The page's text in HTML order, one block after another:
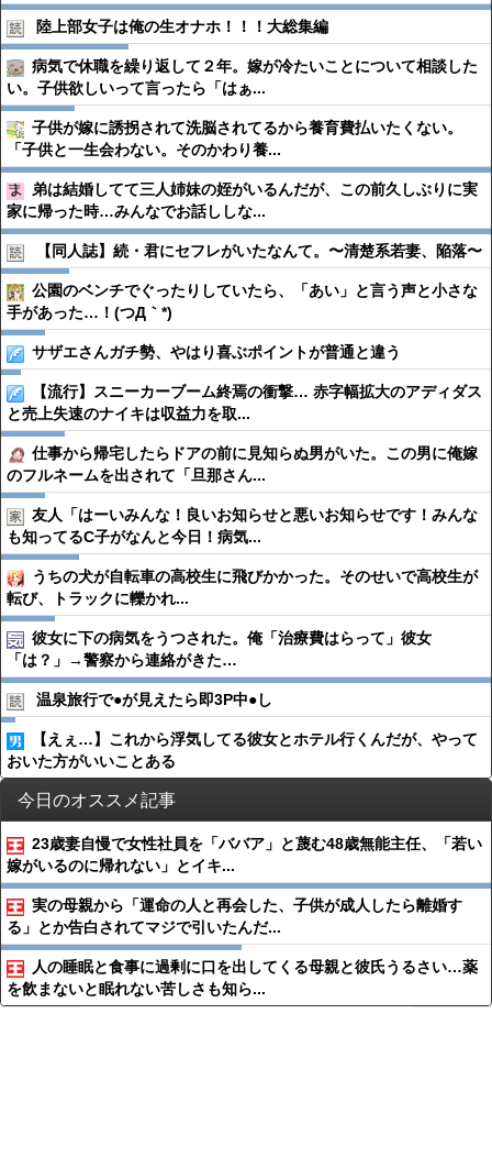
陸上部女子は俺の生オナホ！！！大総集編
病気で休職を繰り返して２年。嫁が冷たいことについて相談した
い。子供欲しいって言ったら「はぁ...
子供が嫁に誘拐されて洗脳されてるから養育費払いたくない。
「子供と一生会わない。そのかわり養...
弟は結婚してて三人姉妹の姪がいるんだが、この前久しぶりに実
家に帰った時…みんなでお話ししな...
【同人誌】続・君にセフレがいたなんて。〜清楚系若妻、陥落〜
公園のベンチでぐったりしていたら、「あい」と言う声と小さな
手があった…！(つД｀*)
サザエさんガチ勢、やはり喜ぶポイントが普通と違う
【流行】スニーカーブーム終焉の衝撃… 赤字幅拡大のアディダス
と売上失速のナイキは収益力を取...
仕事から帰宅したらドアの前に見知らぬ男がいた。この男に俺嫁
のフルネームを出されて「旦那さん...
友人「はーいみんな！良いお知らせと悪いお知らせです！みんな
も知ってるC子がなんと今日！病気...
うちの犬が自転車の高校生に飛びかかった。そのせいで高校生が
転び、トラックに轢かれ...
彼女に下の病気をうつされた。俺「治療費はらって」彼女
「は？」→警察から連絡がきた…
温泉旅行で●︎が見えたら即3P中●︎し
【えぇ…】これから浮気してる彼女とホテル行くんだが、やって
おいた方がいいことある
今日のオススメ記事
23歳妻自慢で女性社員を「ババア」と蔑む48歳無能主任、「若い
嫁がいるのに帰れない」とイキ...
実の母親から「運命の人と再会した、子供が成人したら離婚す
る」とか告白されてマジで引いたんだ...
人の睡眠と食事に過剰に口を出してくる母親と彼氏うるさい…薬
を飲まないと眠れない苦しさも知ら...